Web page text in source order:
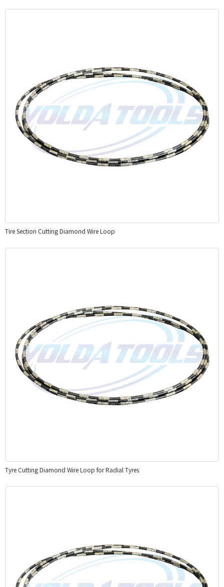
Tire Section Cutting Diamond Wire Loop
Tyre Cutting Diamond Wire Loop for Radial Tyres